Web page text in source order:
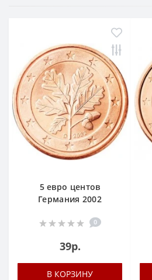
5 евро центов
Германия 2002
0
39р.
В КОРЗИНУ